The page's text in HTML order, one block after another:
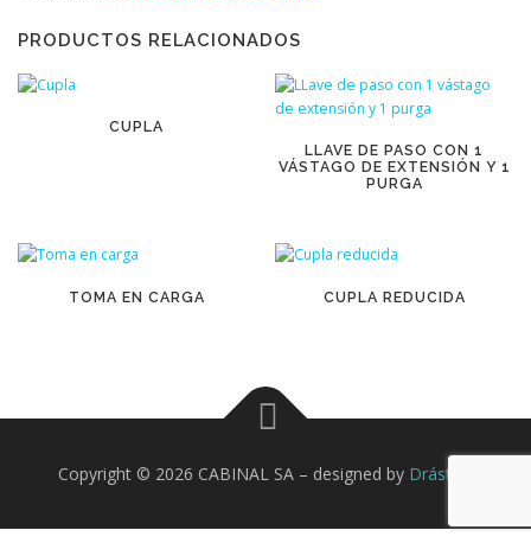
PRODUCTOS RELACIONADOS
CUPLA
LLAVE DE PASO CON 1
VÁSTAGO DE EXTENSIÓN Y 1
PURGA
TOMA EN CARGA CUPLA REDUCIDA
Copyright © 2026 CABINAL SA – designed by Drástico